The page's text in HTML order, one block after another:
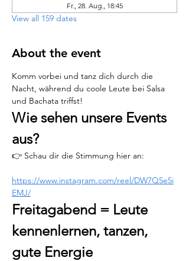
Fr., 28. Aug., 18:45
View all 159 dates
About the event
Komm vorbei und tanz dich durch die
Nacht, während du coole Leute bei Salsa
und Bachata triffst!
Wie sehen unsere Events
aus?
👉 Schau dir die Stimmung hier an:
https://www.instagram.com/reel/DW7Q5e5i
EMJ/
Freitagabend = Leute
kennenlernen, tanzen,
gute Energie